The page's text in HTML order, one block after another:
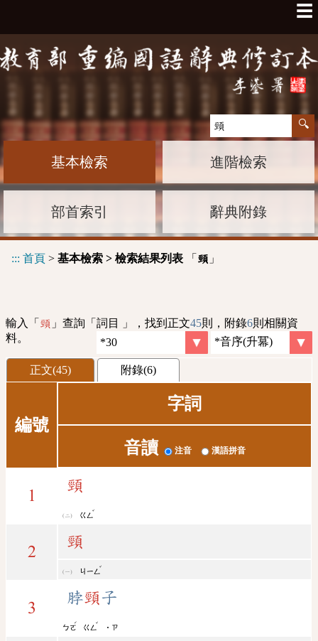
☰
基本檢索 進階檢索
部首索引 辭典附錄
::: 首頁 > 基本檢索 > 檢索結果列表 「 頸 」
輸入「 頸 」查詢「詞目 」，找到正文45則，附錄6則相關資
料。
正文(45) 附錄(6)
編號
字詞
音讀 注音 漢語拼音
1
頸
ㄍㄥ
ˇ
2
頸
ㄐㄧㄥ
ˇ
3
脖頸 子
ㄅㄛ
ˊ
ㄍㄥ
ˇ
˙ㄗ